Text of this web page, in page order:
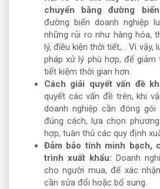
chuyển bằng đường
đường biển doanh nghiệp
những rủi ro như hàng hóa,
lý, điều kiện thời tiết,... Vì vậy,
pháp xử lý phù hợp, để giảm
tiết kiệm thời gian hơn.
Cách giải quyết vấn đề
quyết các vấn đề trên, khi
doanh nghiệp cần đóng
đúng cách, lựa chọn
hợp, tuân thủ các quy định
Đảm bảo tính minh bạch,
trình xuất khẩu: Doanh
cho người mua, để xác
cần sửa đổi hoặc bổ sung.